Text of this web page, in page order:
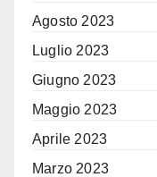
Agosto 2023
Luglio 2023
Giugno 2023
Maggio 2023
Aprile 2023
Marzo 2023